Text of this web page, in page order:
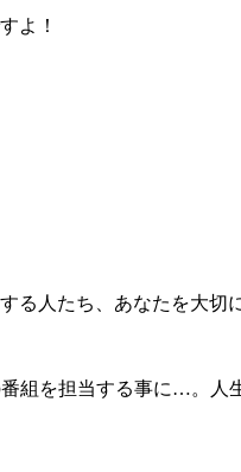
よ！
人たち、あなたを大
組を担当する事に…。人